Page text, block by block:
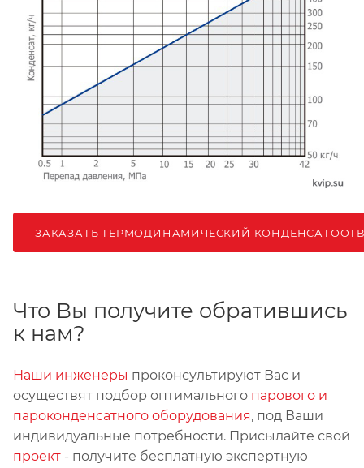
ЗАКАЗАТЬ ТЕРМОДИНАМИЧЕСКИЙ
Что Вы получите обратившись
к нам?
Наши инженеры проконсультируют Вас и
осуществят подбор оптимального парового и
пароконденсатного оборудования, под Ваши
индивидуальные потребности. Присылайте свой
проект - получите бесплатную экспертную